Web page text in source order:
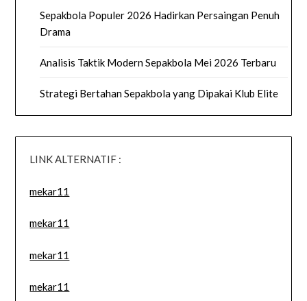
Sepakbola Populer 2026 Hadirkan Persaingan Penuh
Drama
Analisis Taktik Modern Sepakbola Mei 2026 Terbaru
Strategi Bertahan Sepakbola yang Dipakai Klub Elite
LINK ALTERNATIF :
mekar11
mekar11
mekar11
mekar11